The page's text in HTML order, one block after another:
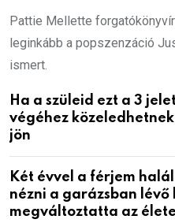
Pattie Mellette
leginkább a popszenzáció
ismert.
Ha a szüleid ezt a 3
végéhez
jön
Két évvel a férjem
nézni a garázsban
megváltoztatta az